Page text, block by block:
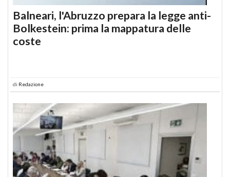
Balneari, l'Abruzzo prepara la legge anti-
Bolkestein: prima la mappatura delle
coste
di Redazione